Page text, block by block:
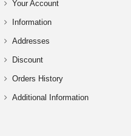
Your Account
Information
Addresses
Discount
Orders History
Additional Information